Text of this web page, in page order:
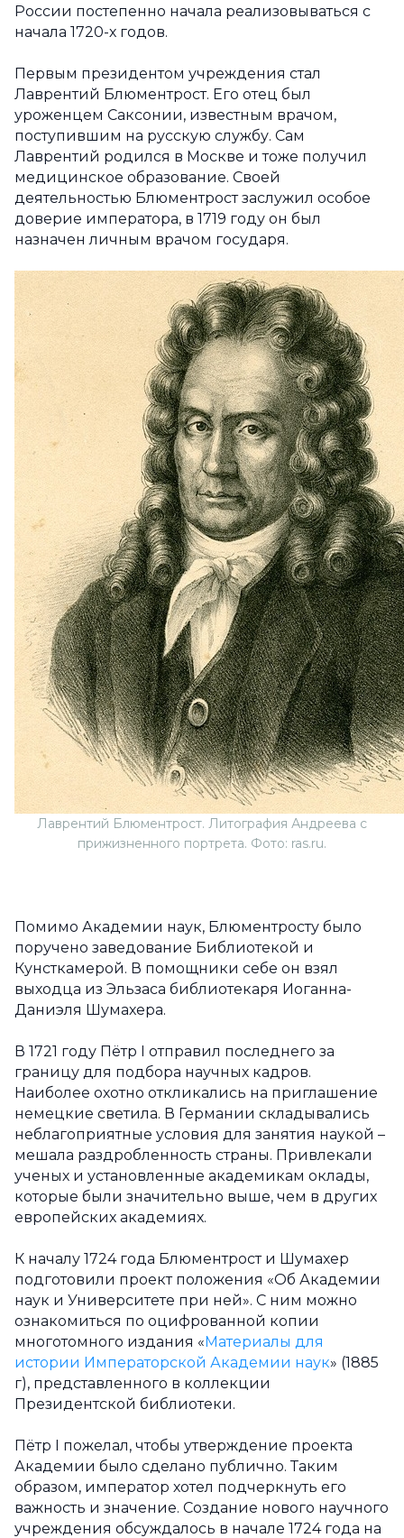
России постепенно начала реализовываться с
начала 1720-х годов.
Первым президентом учреждения стал
Лаврентий Блюментрост. Его отец был
уроженцем Саксонии, известным врачом,
поступившим на русскую службу. Сам
Лаврентий родился в Москве и тоже получил
медицинское образование. Своей
деятельностью Блюментрост заслужил особое
доверие императора, в 1719 году он был
назначен личным врачом государя.
Лаврентий Блюментрост. Литография Андреева с
прижизненного портрета. Фото: ras.ru.
Помимо Академии наук, Блюментросту было
поручено заведование Библиотекой и
Кунсткамерой. В помощники себе он взял
выходца из Эльзаса библиотекаря Иоганна-
Даниэля Шумахера.
В 1721 году Пётр I отправил последнего за
границу для подбора научных кадров.
Наиболее охотно откликались на приглашение
немецкие светила. В Германии складывались
неблагоприятные условия для занятия наукой –
мешала раздробленность страны. Привлекали
ученых и установленные академикам оклады,
которые были значительно выше, чем в других
европейских академиях.
К началу 1724 года Блюментрост и Шумахер
подготовили проект положения «Об Академии
наук и Университете при ней». С ним можно
ознакомиться по оцифрованной копии
многотомного издания «Материалы для
истории Императорской Академии наук» (1885
г), представленного в коллекции
Президентской библиотеки.
Пётр I пожелал, чтобы утверждение проекта
Академии было сделано публично. Таким
образом, император хотел подчеркнуть его
важность и значение. Создание нового научного
учреждения обсуждалось в начале 1724 года на